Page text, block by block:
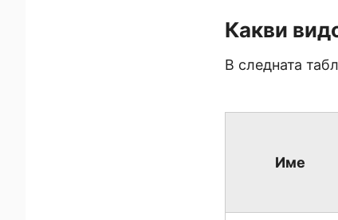
Какви
В следната
Име